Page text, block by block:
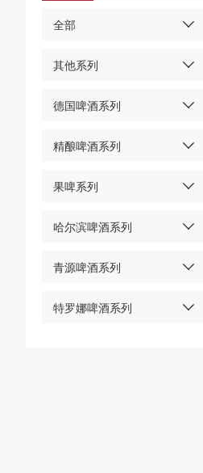
全部
其他系列
德国啤酒系列
精酿啤酒系列
果啤系列
哈尔滨啤酒系列
青源啤酒系列
特罗娜啤酒系列